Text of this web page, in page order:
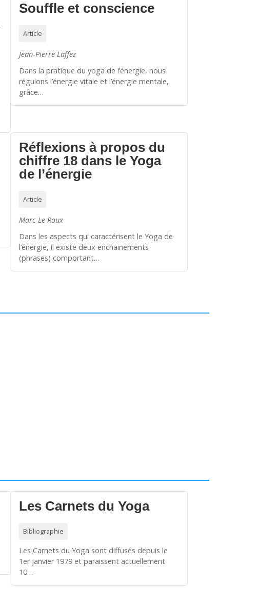
Souffle et conscience
Article
Jean-Pierre Laffez
Dans la pratique du yoga de l’énergie, nous
régulons l’énergie vitale et l’énergie mentale,
grâce…
Réflexions à propos du
chiffre 18 dans le Yoga
de l’énergie
Article
Marc Le Roux
Dans les aspects qui caractérisent le Yoga de
l’énergie, il existe deux enchainements
(phrases) comportant…
Les Carnets du Yoga
Bibliographie
Les Carnets du Yoga sont diffusés depuis le
1er janvier 1979 et paraissent actuellement
10…